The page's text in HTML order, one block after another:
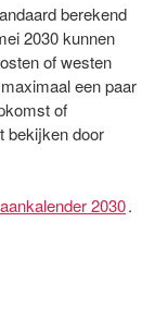
berekend
2030 kunnen
of westen
een paar
of
bekijken door
2030.